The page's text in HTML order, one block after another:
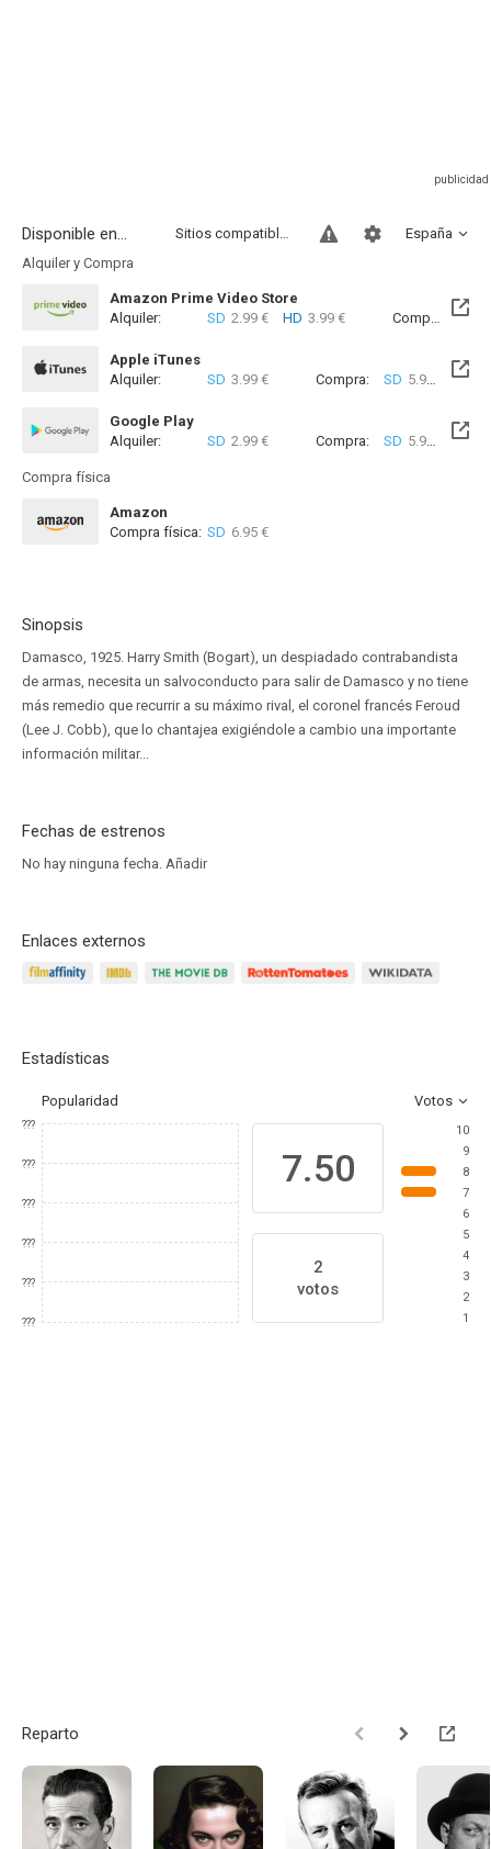
Disponible en... España
Sitios compatibles
Alquiler y Compra
Amazon Prime Video Store
Alquiler:
SD 2.99 € HD 3.99 € Compra: SD
Apple iTunes
Alquiler:
SD 3.99 € Compra: SD 5.99 €
Google Play
Alquiler:
SD 2.99 € Compra: SD 5.99 €
Compra física
Amazon
Compra física: SD 6.95 €
Sinopsis
Damasco, 1925. Harry Smith (Bogart), un despiadado contrabandista
de armas, necesita un salvoconducto para salir de Damasco y no tiene
más remedio que recurrir a su máximo rival, el coronel francés Feroud
(Lee J. Cobb), que lo chantajea exigiéndole a cambio una importante
información militar...
Fechas de estrenos
No hay ninguna fecha. Añadir
Enlaces externos
Estadísticas
Popularidad Votos
???
???
???
???
???
???
7.50
2
votos
10
9
8
7
6
5
4
3
2
1
Reparto